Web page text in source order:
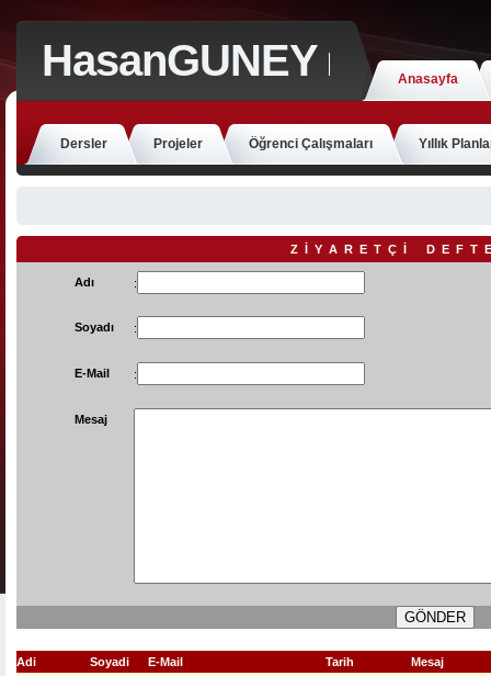
HasanGUNEY Anasayfa
Dersler Projeler Öğrenci Çalışmaları Yıllık
Z İ Y A R E T Ç İ D E F T
Adı :
Soyadı :
E-Mail :
Mesaj
Adi Soyadi E-Mail Tarih
Mesaj